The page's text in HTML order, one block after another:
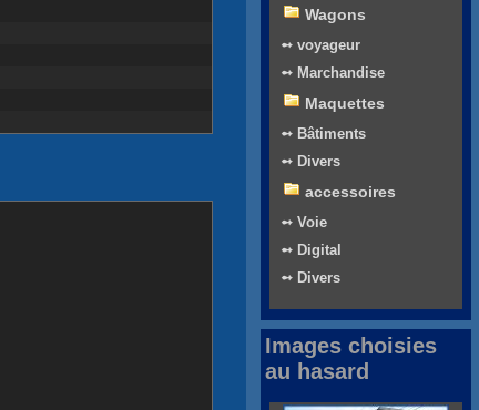
Wagons
➻ voyageur
➻ Marchandise
Maquettes
➻ Bâtiments
➻ Divers
accessoires
➻ Voie
➻ Digital
➻ Divers
Images choisies
au hasard